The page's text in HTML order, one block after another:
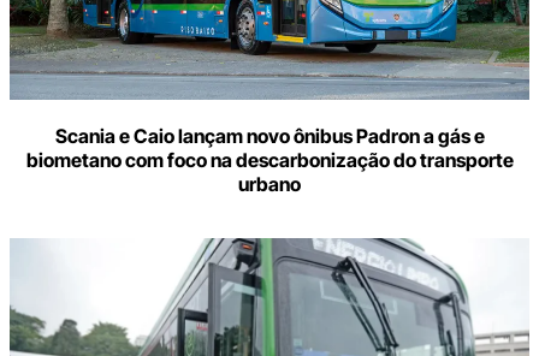
Scania e Caio lançam novo ônibus Padron a gás e
biometano com foco na descarbonização do transporte
urbano